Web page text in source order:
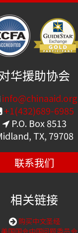
华援助协会
info@chinaaid.org
+1(432)689-6985
P.O. Box 8513
TX, 79708
联系我们
相关链接
购买中文圣经
国国会中国问题委员会